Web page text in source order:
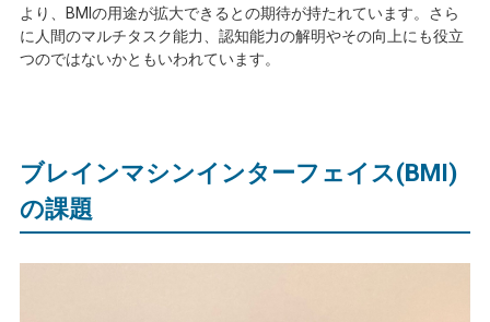
より、
BMI の用途が拡大できるとの期待が持たれています。さら
に人間のマルチタスク能力、認知能力の解明やその向上にも役立
つのではないかともいわれています。
ブレインマシンインターフェイス(BMI)
の課題